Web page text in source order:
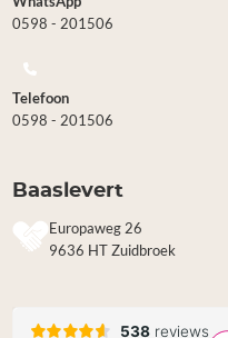
0598 - 201506
Telefoon
0598 - 201506
Baaslevert
Europaweg 26
9636 HT Zuidbroek